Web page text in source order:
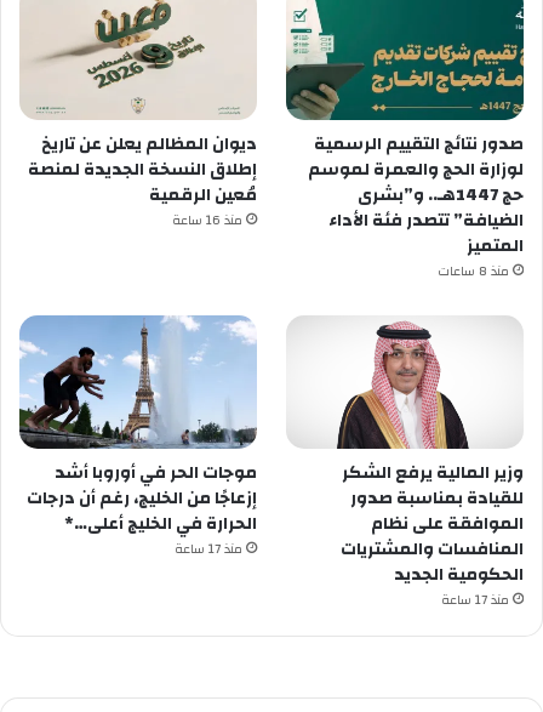
صدور نتائج التقييم الرسمية
لوزارة الحج والعمرة لموسم
حج 1447هـ.. و”بشرى
الضيافة” تتصدر فئة الأداء
المتميز
منذ 8 ساعات
ديوان المظالم يعلن عن تاريخ
إطلاق النسخة الجديدة لمنصة
مُعين الرقمية
منذ 16 ساعة
وزير المالية يرفع الشكر
للقيادة بمناسبة صدور
الموافقة على نظام
المنافسات والمشتريات
الحكومية الجديد
منذ 17 ساعة
موجات الحر في أوروبا أشد
إزعاجًا من الخليج، رغم أن درجات
الحرارة في الخليج أعلى…*
منذ 17 ساعة